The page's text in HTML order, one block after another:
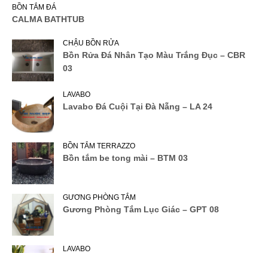
BỒN TẮM ĐÁ
CALMA BATHTUB
CHẬU BỒN RỬA
Bồn Rửa Đá Nhân Tạo Màu Trắng Đục – CBR
03
LAVABO
Lavabo Đá Cuội Tại Đà Nẵng – LA 24
BỒN TẮM TERRAZZO
Bồn tắm be tong mài – BTM 03
GƯƠNG PHÒNG TẮM
Gương Phòng Tắm Lục Giác – GPT 08
LAVABO